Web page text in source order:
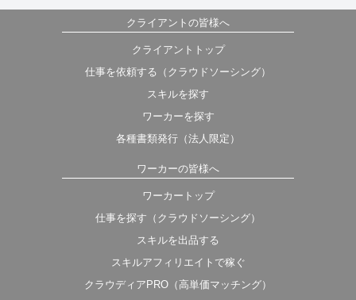
クライアントの皆様へ
クライアントトップ
仕事を依頼する（クラウドソーシング）
スキルを探す
ワーカーを探す
各種書類発行（法人限定）
ワーカーの皆様へ
ワーカートップ
仕事を探す（クラウドソーシング）
スキルを出品する
スキルアフィリエイトで稼ぐ
クラウディアPRO（高単価マッチング）